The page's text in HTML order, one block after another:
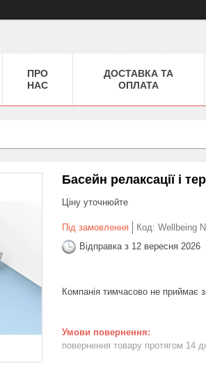
ПРО
НАС
ДОСТАВКА ТА
ОПЛАТА
Басейн релаксації і
Ціну уточнюйте
Під замовлення Код: Wellbeing
Відправка з 12 вересня 2026
Компанія тимчасово не приймає
повернення товару протягом 14